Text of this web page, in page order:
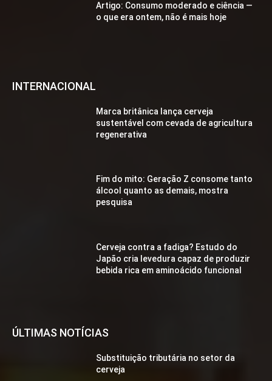
Artigo: Consumo moderado e ciência —
o que era ontem, não é mais hoje
INTERNACIONAL
Marca britânica lança cerveja
sustentável com cevada de agricultura
regenerativa
Fim do mito: Geração Z consome tanto
álcool quanto as demais, mostra
pesquisa
Cerveja contra a fadiga? Estudo do
Japão cria levedura capaz de produzir
bebida rica em aminoácido funcional
ÚLTIMAS NOTÍCIAS
Substituição tributária no setor da
cerveja